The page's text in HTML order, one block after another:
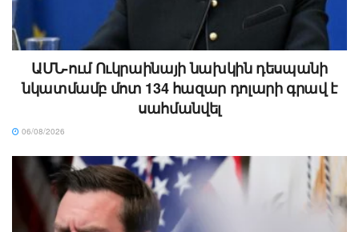
ԱՄՆ-ում Ուկրաինայի նախկին դեսպանի
նկատմամբ մոտ 134 հազար դոլարի գրավ է
սահմանվել
06/08/2026